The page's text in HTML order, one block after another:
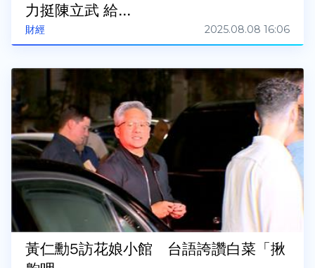
財經
力挺陳立武 給...
2025.08.08 16:06
黃仁勳5訪花娘小館 台語誇讚白菜「揪